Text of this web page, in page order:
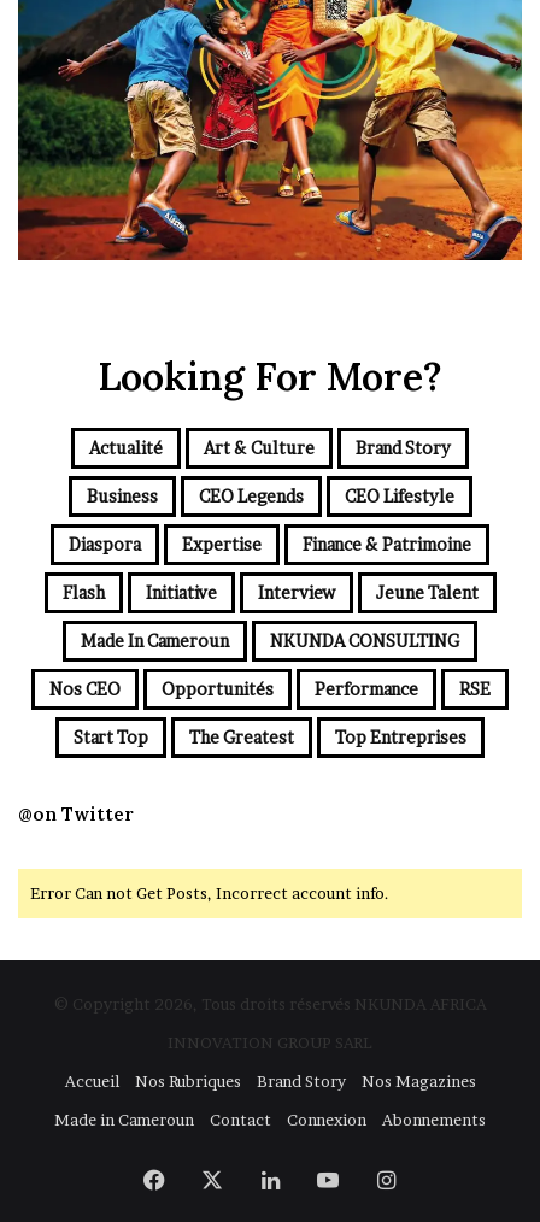
Looking For More?
Actualité Art & Culture Brand Story
Business CEO Legends CEO Lifestyle
Diaspora Expertise Finance & Patrimoine
Flash Initiative Interview Jeune Talent
Made In Cameroun NKUNDA CONSULTING
Nos CEO Opportunités Performance RSE
Start Top The Greatest Top Entreprises
@on Twitter
Error Can not Get Posts, Incorrect account info.
© Copyright 2026, Tous droits réservés NKUNDA AFRICA
INNOVATION GROUP SARL
Accueil
Nos Rubriques Brand Story
Nos Magazines
Made in Cameroun
Contact Connexion Abonnements
Facebook LinkedinYouTubeInstagram